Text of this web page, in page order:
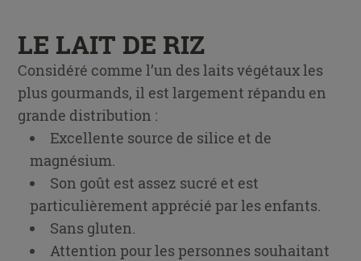
LE LAIT DE RIZ
Considéré comme l’un des laits végétaux les
plus gourmands, il est largement répandu en
grande distribution :
Excellente source de silice et de
magnésium.
Son goût est assez sucré et est
particulièrement apprécié par les enfants.
Sans gluten.
Attention pour les personnes souhaitant